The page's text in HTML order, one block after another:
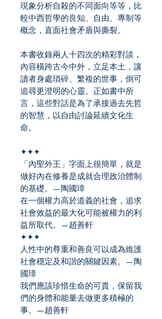
現象分析自殺的不同面向等等，比
較中西哲學的良知、自由、專制等
概念，直面社會矛盾與撕裂。
本書收錄兩人十四次的精彩對談，
內容橫跨古今中外，立足本土，讓
讀者身處瑣碎、繁複的世事，倒可
追尋更澄明的心靈。正如書中所
言，這些對話是為了承接過去先哲
的智慧，以自由討論延續文化生
命。
✦✦✦
「內聖外王」字面上很簡單，就是
做好內在修養是成就合理政治體制
的基礎。—陶國璋
在一個權力高於道義的社會，追求
社會效益的最大化可能被權力的利
益所取代。—趙善軒
✦✦✦
人性中的尊重和善良可以成為維護
社會穩定及和諧的關鍵因素。—陶
國璋
我們應該珍惜生命的可貴，保留我
們的身體和能量去做更多積極的
事。—趙善軒